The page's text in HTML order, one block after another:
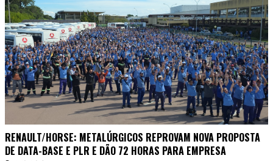
RENAULT/HORSE: METALÚRGICOS REPROVAM NOVA PROPOSTA
DE DATA-BASE E PLR E DÃO 72 HORAS PARA EMPRESA